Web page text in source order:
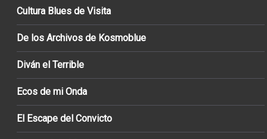
Cultura Blues de Visita
De los Archivos de Kosmoblue
Diván el Terrible
Ecos de mi Onda
El Escape del Convicto